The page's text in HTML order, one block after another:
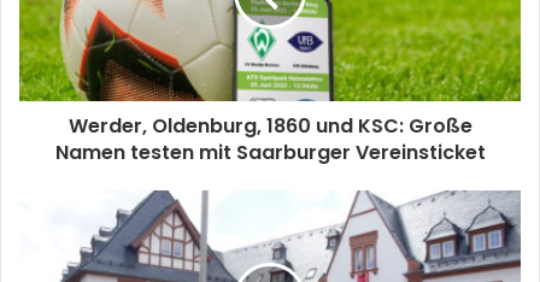
Werder, Oldenburg, 1860 und KSC: Große
Namen testen mit Saarburger Vereinsticket